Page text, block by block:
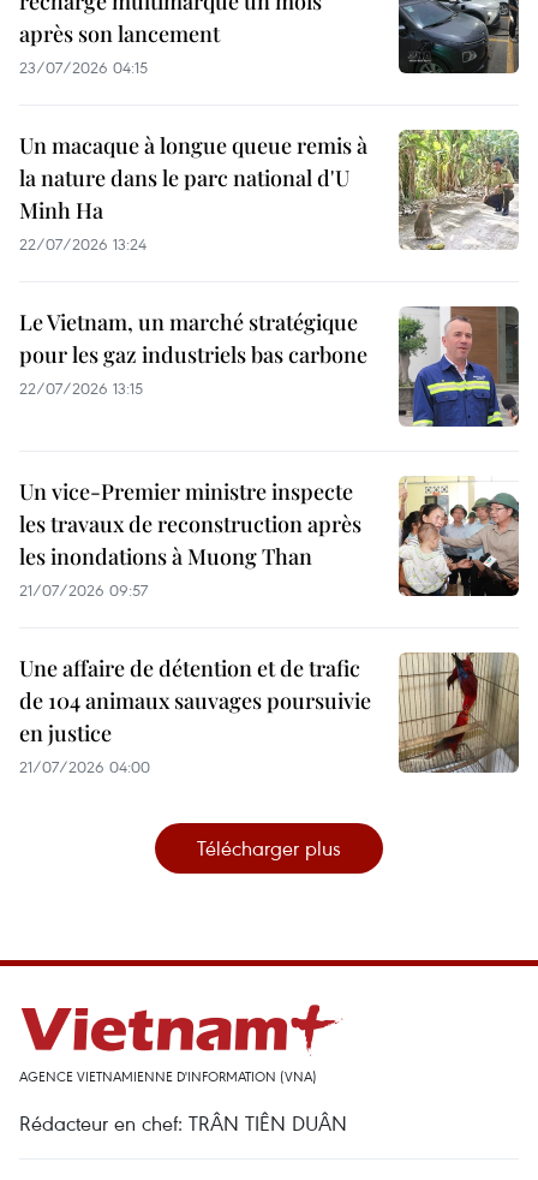
après son lancement
23/07/2026 04:15
Un macaque à longue queue remis à
la nature dans le parc national d'U
Minh Ha
22/07/2026 13:24
Le Vietnam, un marché stratégique
pour les gaz industriels bas carbone
22/07/2026 13:15
Un vice-Premier ministre inspecte
les travaux de reconstruction après
les inondations à Muong Than
21/07/2026 09:57
Une affaire de détention et de trafic
de 104 animaux sauvages poursuivie
en justice
21/07/2026 04:00
Télécharger plus
AGENCE VIETNAMIENNE D'INFORMATION (VNA)
Rédacteur en chef: TRÂN TIÊN DUÂN